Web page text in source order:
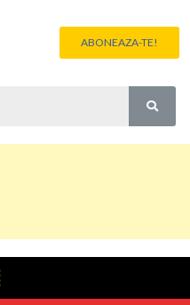
ABONEAZA-TE!